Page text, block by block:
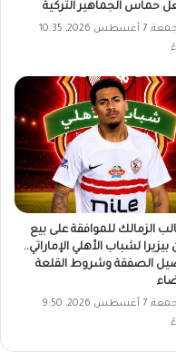
حماس الجماهير التركية
الجمعة, 7 أغسطس 2026, 10:35
الزمالك للموافقة على بيع
بيزيرا لشباب الأهلي الإماراتي..
الصفقة وشروط القلعة
الجمعة, 7 أغسطس 2026, 9:50